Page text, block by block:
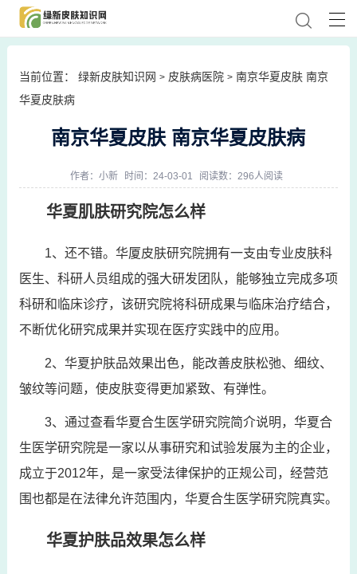
当前位置： 绿新皮肤知识网 > 皮肤病医院 > 南京华夏皮肤 南京
华夏皮肤病
南京华夏皮肤 南京华夏皮肤病
作者： 小新 时间：24-03-01 阅读数：296人阅读
华夏肌肤研究院怎么样
1、还不错。华厦皮肤研究院拥有一支由专业皮肤科
医生、科研人员组成的强大研发团队，能够独立完成多项
科研和临床诊疗，该研究院将科研成果与临床治疗结合，
不断优化研究成果并实现在医疗实践中的应用。
2、华夏护肤品效果出色，能改善皮肤松弛、细纹、
皱纹等问题，使皮肤变得更加紧致、有弹性。
3、通过查看华夏合生医学研究院简介说明，华夏合
生医学研究院是一家以从事研究和试验发展为主的企业，
成立于2012年，是一家受法律保护的正规公司，经营范
围也都是在法律允许范围内，华夏合生医学研究院真实。
华夏护肤品效果怎么样